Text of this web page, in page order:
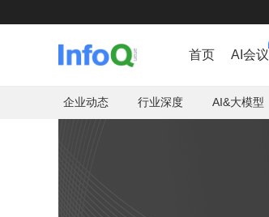
首页 AI会议
企业动态 行业深度 AI&大模型